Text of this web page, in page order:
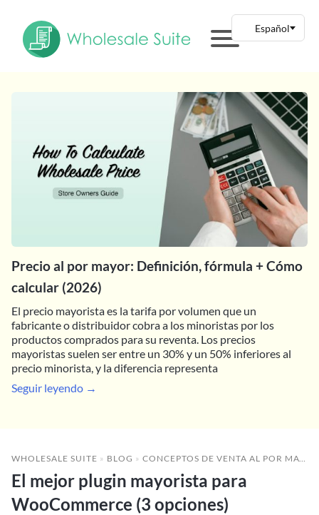
Precio al por mayor: Definición, fórmula + Cómo
calcular (2026)
El precio mayorista es la tarifa por volumen que un
fabricante o distribuidor cobra a los minoristas por los
productos comprados para su reventa. Los precios
mayoristas suelen ser entre un 30% y un 50% inferiores al
precio minorista, y la diferencia representa
Seguir leyendo →
WHOLESALE SUITE » BLOG » CONCEPTOS DE VENTA AL POR MAYOR
El mejor plugin mayorista para
WooCommerce (3 opciones)